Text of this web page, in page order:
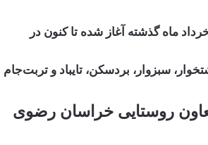
ماه گذشته آغاز شده تا کنون در
سبزوار، بردسکن، تایباد و تربت‌جام
روستایی خراسان رضوی